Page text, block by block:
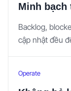
Minh bạch
Backlog,
cập nhật đều
Operate